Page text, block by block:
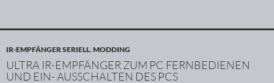
IR-EMPFÄNGER SERIELL,MODDING
ULTRA IR-EMPFÄNGER ZUM PC FERNBEDIENEN
UND EIN- AUSSCHALTEN DES PCS